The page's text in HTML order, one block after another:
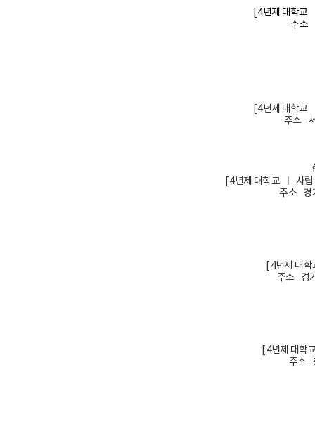
[ 4년제 대학
주소
[ 4년제 대학
주소
[ 4년제 대학교 ㅣ 사
주소 경
[ 4년제 대
주소 경
[ 4년제 대
주소